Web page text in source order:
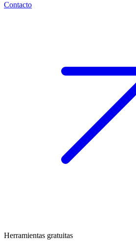
Contacto
Herramientas gratuitas